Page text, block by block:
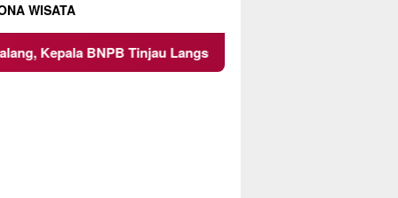
WISATA
Tinjau Langsung Lokasi